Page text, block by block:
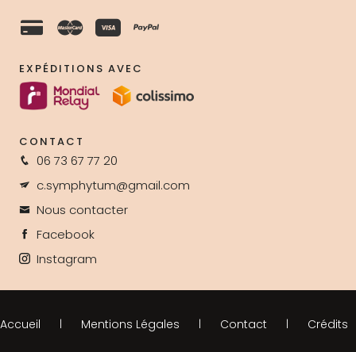
EXPÉDITIONS AVEC
CONTACT
06 73 67 77 20
c.symphytum@gmail.com
Nous contacter
Facebook
Instagram
Accueil Mentions Légales Contact Crédits